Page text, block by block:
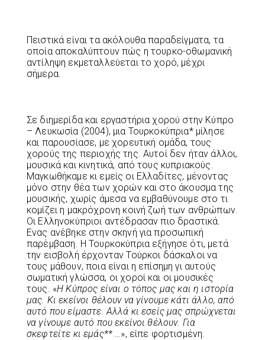
Πειστικά είναι τα ακόλουθα παραδείγματα, τα
οποία αποκαλύπτουν πώς η τουρκο-οθωμανική
αντίληψη εκμεταλλεύεται το χορό, μέχρι
σήμερα.
Σε διημερίδα και εργαστήρια χορού στην Κύπρο
– Λευκωσία (2004), μια Τουρκοκύπρια* μίλησε
και παρουσίασε, με χορευτική ομάδα, τους
χορούς της περιοχής της. Αυτοί δεν ήταν άλλοι,
μουσικά και κινητικά, από τους κυπριακούς.
Μαγκωθήκαμε κι εμείς οι Ελλαδίτες, μένοντας
μόνο στην θέα των χορών και στο άκουσμα της
μουσικής, χωρίς άμεσα να εμβαθύνουμε στο τι
κομίζει η μακρόχρονη κοινή ζωή των ανθρώπων.
Οι Ελληνοκύπριοι αντέδρασαν πιο δραστικά.
Ενας ανέβηκε στην σκηνή για προσωπική
παρέμβαση. Η Τουρκοκύπρια εξήγησε ότι, μετά
την εισβολή έρχονταν Τούρκοι δάσκαλοι να
τους μάθουν, ποια είναι η επίσημη γι αυτούς
σωματική γλώσσα, οι χοροί και οι μουσικές
τους. «Η Κύπρος είναι ο τόπος μας και η ιστορία
μας. Κι εκείνοι θέλουν να γίνουμε κάτι άλλο, από
αυτό που είμαστε. Αλλά κι εσείς μας σπρώχνεται
να γίνουμε αυτό που εκείνοι θέλουν. Για
σκεφτείτε κι εμάς** … », είπε φορτισμένη.